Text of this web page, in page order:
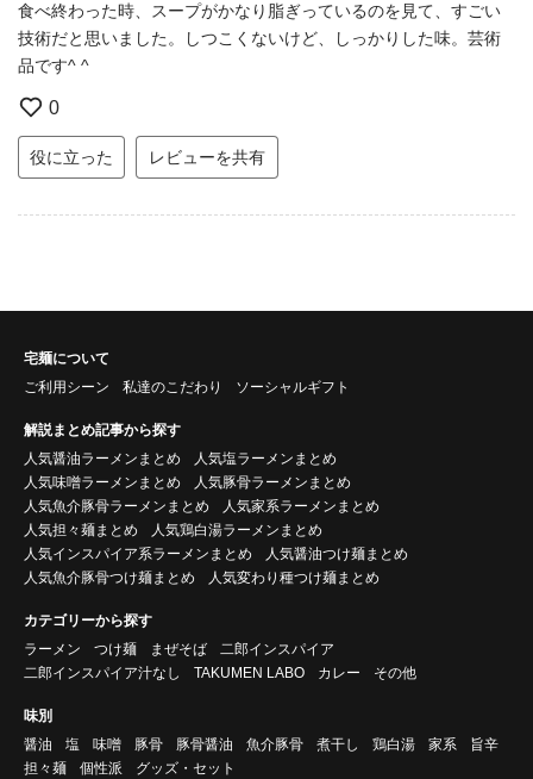
食べ終わった時、スープがかなり脂ぎっているのを見て、すごい
技術だと思いました。しつこくないけど、しっかりした味。芸術
品です^ ^
0
役に立った レビューを共有
宅麺について
ご利用シーン
私達のこだわり ソーシャルギフト
解説まとめ記事から探す
人気醤油ラーメンまとめ
人気塩ラーメンまとめ
人気味噌ラーメンまとめ
人気豚骨ラーメンまとめ
人気魚介豚骨ラーメンまとめ
人気家系ラーメンまとめ
人気担々麺まとめ
人気鶏白湯ラーメンまとめ
人気インスパイア系ラーメンまとめ
人気醤油つけ麺まとめ
人気魚介豚骨つけ麺まとめ
人気変わり種つけ麺まとめ
カテゴリーから探す
ラーメン
つけ麺 まぜそば
二郎インスパイア
二郎インスパイア汁なし
TAKUMEN LABO カレー その他
味別
醤油
塩 味噌 豚骨 豚骨醤油 魚介豚骨 煮干し 鶏白湯 家系
旨辛
担々麺
個性派 グッズ・セット